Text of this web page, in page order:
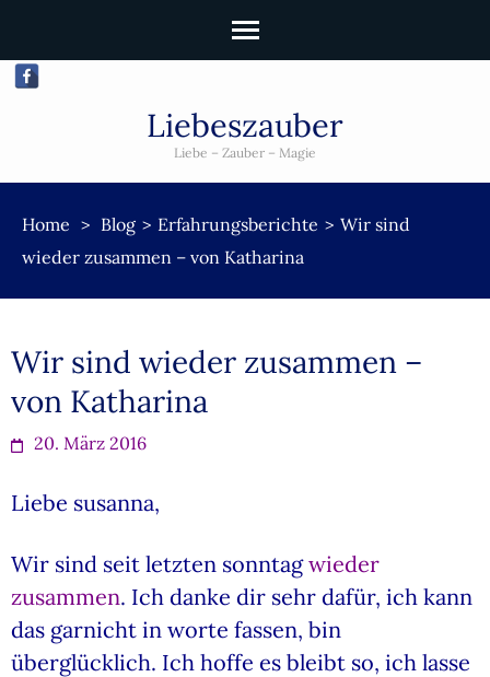
Liebeszauber
Liebe – Zauber – Magie
Home > Blog > Erfahrungsberichte > Wir sind
wieder zusammen – von Katharina
Wir sind wieder zusammen –
von Katharina
20. März 2016
Liebe susanna,
Wir sind seit letzten sonntagwieder
zusammen. Ich danke dir sehr dafür, ich kann
das garnicht in worte fassen, bin
überglücklich. Ich hoffe es bleibt so, ich lasse